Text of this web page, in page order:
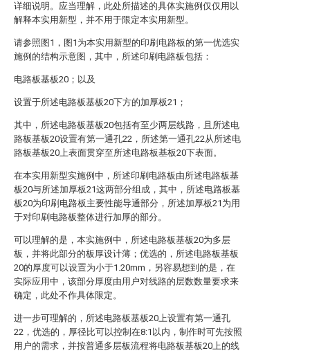
详细说明。应当理解，此处所描述的具体实施例仅仅用以
解释本实用新型，并不用于限定本实用新型。
请参照图1，图1为本实用新型的印刷电路板的第一优选实
施例的结构示意图，其中，所述印刷电路板包括：
电路板基板20；以及
设置于所述电路板基板20下方的加厚板21；
其中，所述电路板基板20包括有至少两层线路，且所述电
路板基板20设置有第一通孔22，所述第一通孔22从所述电
路板基板20上表面贯穿至所述电路板基板20下表面。
在本实用新型实施例中，所述印刷电路板由所述电路板基
板20与所述加厚板21这两部分组成，其中，所述电路板基
板20为印刷电路板主要性能导通部分，所述加厚板21为用
于对印刷电路板整体进行加厚的部分。
可以理解的是，本实施例中，所述电路板基板20为多层
板，并将此部分的板厚设计薄；优选的，所述电路板基板
20的厚度可以设置为小于1.20mm，另容易想到的是，在
实际应用中，该部分厚度由用户对线路的层数数量要求来
确定，此处不作具体限定。
进一步可理解的，所述电路板基板20上设置有第一通孔
22，优选的，厚径比可以控制在8:1以内，制作时可先按照
用户的需求，并按普通多层板流程将电路板基板20上的线